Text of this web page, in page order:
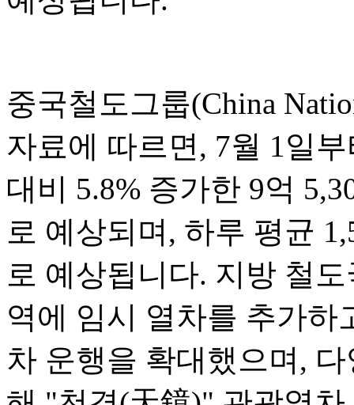
중국철도그룹(China
자료에 따르면, 7월 1일
대비 5.8% 증가한 9억
로 예상되며, 하루 평균
로 예상됩니다. 지방 철
역에 임시 열차를 추가하
차 운행을 확대했으며,